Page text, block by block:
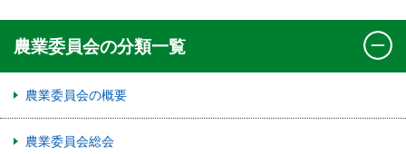
農業委員会の分類一覧
農業委員会の概要
農業委員会総会